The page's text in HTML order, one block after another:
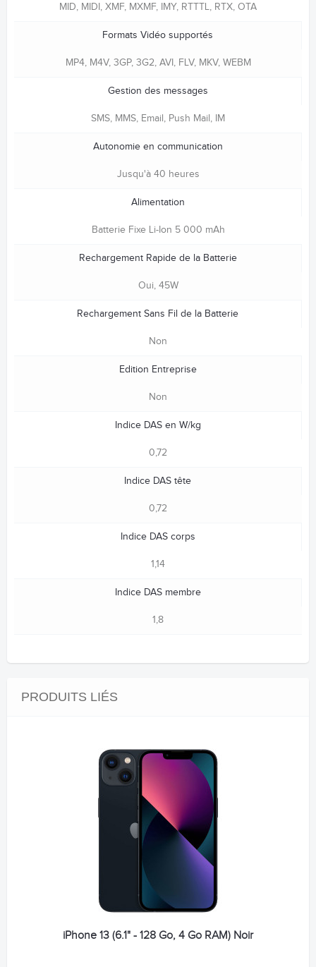
MID, MIDI, XMF, MXMF, IMY, RTTTL, RTX, OTA
Formats Vidéo supportés
MP4, M4V, 3GP, 3G2, AVI, FLV, MKV, WEBM
Gestion des messages
SMS, MMS, Email, Push Mail, IM
Autonomie en communication
Jusqu'à 40 heures
Alimentation
Batterie Fixe Li-Ion 5 000 mAh
Rechargement Rapide de la Batterie
Oui, 45W
Rechargement Sans Fil de la Batterie
Non
Edition Entreprise
Non
Indice DAS en W/kg
0,72
Indice DAS tête
0,72
Indice DAS corps
1,14
Indice DAS membre
1,8
PRODUITS LIÉS
iPhone 13 (6.1" - 128 Go, 4 Go RAM) Noir